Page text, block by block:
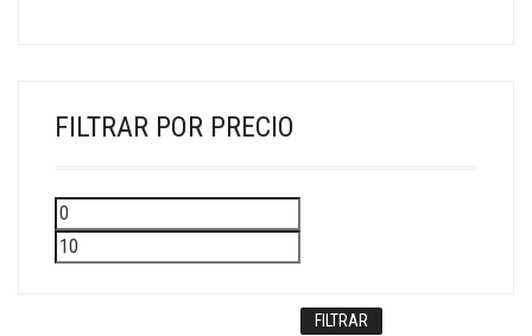
FILTRAR POR PRECIO
Precio
mínimo
máximo
FILTRAR